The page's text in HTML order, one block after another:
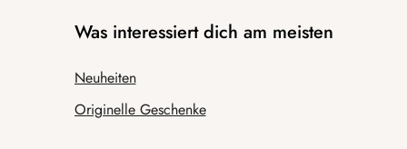
Was interessiert dich am meisten
Neuheiten
Originelle Geschenke